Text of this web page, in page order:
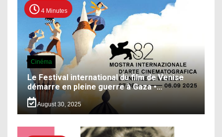
4 Minutes
Cinéma
Le Festival international du film de Venise
démarre en pleine guerre à Gaza •…
August 30, 2025